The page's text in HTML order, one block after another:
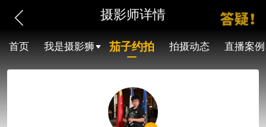
摄影师详情
首页 我是摄影狮 茄子约拍 拍摄动态 直播案例